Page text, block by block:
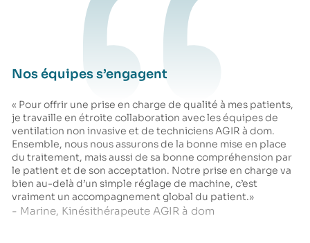
Nos équipes s’engagent
« Pour offrir une prise en charge de qualité à mes patients,
je travaille en étroite collaboration avec les équipes de
ventilation non invasive et de techniciens AGIR à dom.
Ensemble, nous nous assurons de la bonne mise en place
du traitement, mais aussi de sa bonne compréhension par
le patient et de son acceptation. Notre prise en charge va
bien au-delà d’un simple réglage de machine, c’est
vraiment un accompagnement global du patient.»
- Marine, Kinésithérapeute AGIR à dom